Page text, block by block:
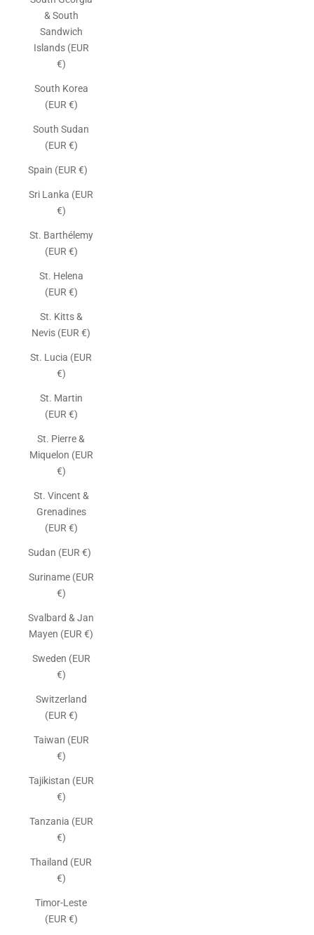
& South
Sandwich
Islands (EUR
€)
South Korea
(EUR €)
South Sudan
(EUR €)
Spain (EUR €)
Sri Lanka (EUR
€)
St. Barthélemy
(EUR €)
St. Helena
(EUR €)
St. Kitts &
Nevis (EUR €)
St. Lucia (EUR
€)
St. Martin
(EUR €)
St. Pierre &
Miquelon (EUR
€)
St. Vincent &
Grenadines
(EUR €)
Sudan (EUR €)
Suriname (EUR
€)
Svalbard & Jan
Mayen (EUR €)
Sweden (EUR
€)
Switzerland
(EUR €)
Taiwan (EUR
€)
Tajikistan (EUR
€)
Tanzania (EUR
€)
Thailand (EUR
€)
Timor-Leste
(EUR €)